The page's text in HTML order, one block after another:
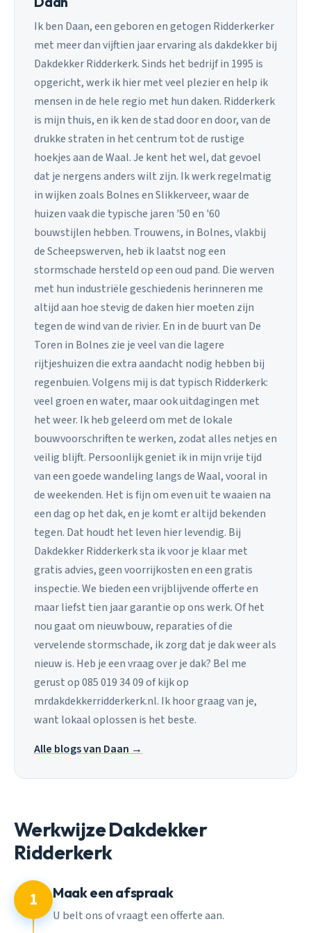
Ik ben Daan, een geboren en getogen Ridderkerker
met meer dan vijftien jaar ervaring als dakdekker bij
Dakdekker Ridderkerk. Sinds het bedrijf in 1995 is
opgericht, werk ik hier met veel plezier en help ik
mensen in de hele regio met hun daken. Ridderkerk
is mijn thuis, en ik ken de stad door en door, van de
drukke straten in het centrum tot de rustige
hoekjes aan de Waal. Je kent het wel, dat gevoel
dat je nergens anders wilt zijn. Ik werk regelmatig
in wijken zoals Bolnes en Slikkerveer, waar de
huizen vaak die typische jaren '50 en '60
bouwstijlen hebben. Trouwens, in Bolnes, vlakbij
de Scheepswerven, heb ik laatst nog een
stormschade hersteld op een oud pand. Die werven
met hun industriële geschiedenis herinneren me
altijd aan hoe stevig de daken hier moeten zijn
tegen de wind van de rivier. En in de buurt van De
Toren in Bolnes zie je veel van die lagere
rijtjeshuizen die extra aandacht nodig hebben bij
regenbuien. Volgens mij is dat typisch Ridderkerk:
veel groen en water, maar ook uitdagingen met
het weer. Ik heb geleerd om met de lokale
bouwvoorschriften te werken, zodat alles netjes en
veilig blijft. Persoonlijk geniet ik in mijn vrije tijd
van een goede wandeling langs de Waal, vooral in
de weekenden. Het is fijn om even uit te waaien na
een dag op het dak, en je komt er altijd bekenden
tegen. Dat houdt het leven hier levendig. Bij
Dakdekker Ridderkerk sta ik voor je klaar met
gratis advies, geen voorrijkosten en een gratis
inspectie. We bieden een vrijblijvende offerte en
maar liefst tien jaar garantie op ons werk. Of het
nou gaat om nieuwbouw, reparaties of die
vervelende stormschade, ik zorg dat je dak weer als
nieuw is. Heb je een vraag over je dak? Bel me
gerust op 085 019 34 09 of kijk op
mrdakdekkerridderkerk.nl. Ik hoor graag van je,
want lokaal oplossen is het beste.
Alle blogs van Daan →
Werkwijze Dakdekker
Ridderkerk
1 Maak een afspraak
U belt ons of vraagt een offerte aan.